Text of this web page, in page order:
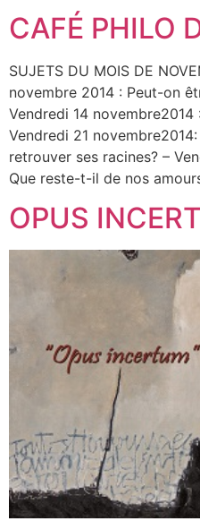
CAFÉ PHILO
SUJETS DU MOIS DE
novembre 2014 : Peut-on
Vendredi 14 novembre2014
Vendredi 21
retrouver ses racines? –
Que reste-t-il de nos
OPUS